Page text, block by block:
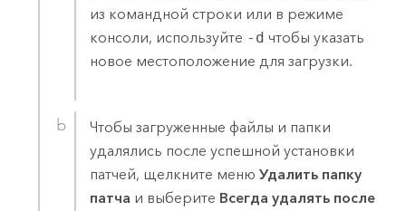
из командной строки или в режиме
консоли, используйте -d чтобы указать
новое местоположение для загрузки.
Чтобы загруженные файлы и папки
удалялись после успешной установки
патчей, щелкните менюУдалить папку
патча и выберите Всегда удалять после